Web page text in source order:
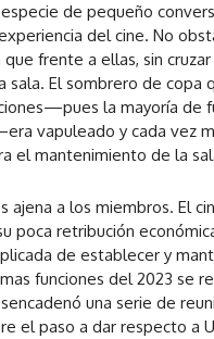
de pequeño
del cine. No
que frente a ellas, sin
sala. El sombrero de copa
la mayoría de
vapuleado y cada vez
el mantenimiento de la
ajena a los miembros. El
poca retribución
de establecer y
funciones del 2023 se
una serie de
el paso a dar respecto a